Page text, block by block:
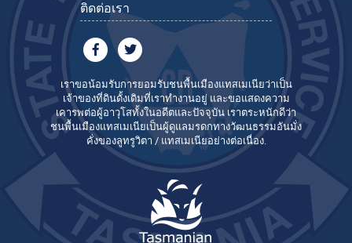
ติดต่อเรา
เราขอน้อมรับการยอมรับชนพื้นเมืองแทสเมเนียว่าเป็น
เจ้าของที่ดินดั้งเดิมที่เราทำงานอยู่ และขอแสดงความ
เคารพต่อผู้อาวุโสทั้งในอดีตและปัจจุบัน เราตระหนักดีว่า
ชนพื้นเมืองแทสเมเนียเป็นผู้ดูแลมรดกทางวัฒนธรรมอันมั่ง
คั่งของลูทรูวิตา / แทสเมเนียอย่างต่อเนื่อง.